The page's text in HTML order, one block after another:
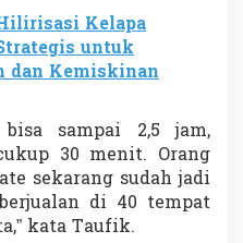
Kelapa
untuk
dan Kemiskinan
sampai 2,5 jam,
30 menit. Orang
sekarang sudah jadi
di 40 tempat
kata Taufik.